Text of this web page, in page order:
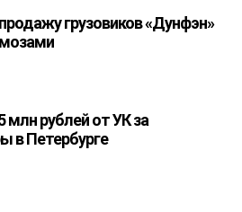
грузовиков «Дунфэн»
млн рублей от УК за
в Петербурге